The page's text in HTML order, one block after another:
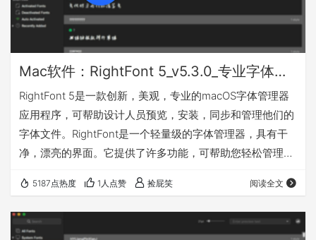
Mac软件：RightFont 5_v5.3.0_专业字体管理软件
RightFont 5是一款创新，美观，专业的macOS字体管理器
应用程序，可帮助设计人员预览，安装，同步和管理他们的
字体文件。RightFont是一个轻量级的字体管理器，具有干
净，漂亮的界面。它提供了许多功能，可帮助您轻松管理所
通过单击将任何字体标记为已加星标 创建和管理字体列表
直接在Adobe Creative Cloud（Photoshop，Illustrator，
InDesign，Flash，AfterEffect），Sketch等中访问字体。
5187点热度 1人点赞 捡屁笑 阅读全文